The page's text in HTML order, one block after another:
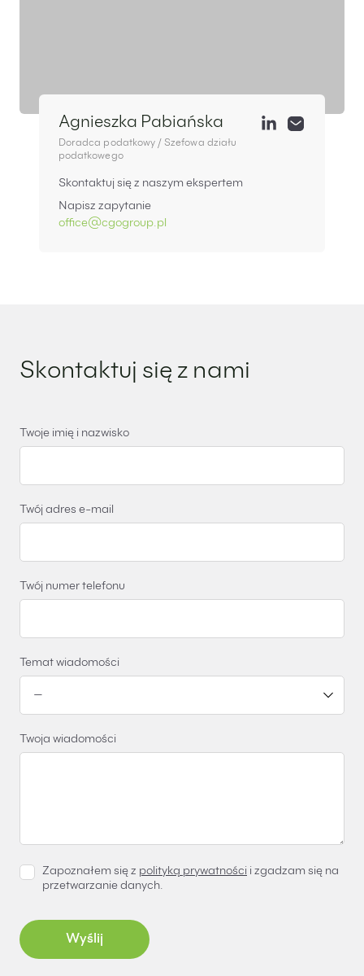
Agnieszka Pabiańska
Doradca podatkowy / Szefowa działu
podatkowego
Skontaktuj się z naszym ekspertem
Napisz zapytanie
office@cgogroup.pl
Skontaktuj się z nami
Twoje imię i nazwisko
Twój adres e-mail
Twój numer telefonu
Temat wiadomości
Twoja wiadomości
Zapoznałem się z polityką prywatności i zgadzam się na
przetwarzanie danych.